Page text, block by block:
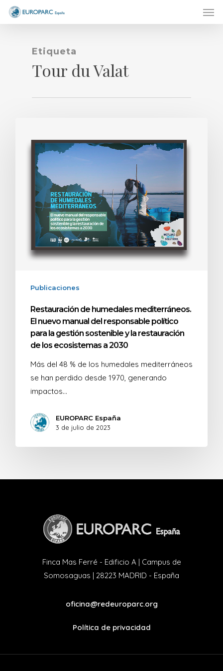
Skip
Etiqueta
Tour du Valat
Publicaciones
Restauración de humedales mediterráneos.
El nuevo manual del responsable político
para la gestión sostenible y la restauración
de los ecosistemas a 2030
Más del 48 % de los humedales mediterráneos
se han perdido desde 1970, generando
impactos…
EUROPARC España
3 de julio de 2023
Finca Mas Ferré - Edificio A | Campus de
Somosaguas | 28223 MADRID - España
oficina@redeuroparc.org
Política de privacidad